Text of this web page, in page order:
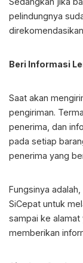
pelindungnya
Beri Informasi
Saat akan
pengiriman.
penerima, dan
pada setiap
penerima yang
Fungsinya
SiCepat untuk
sampai ke
memberikan